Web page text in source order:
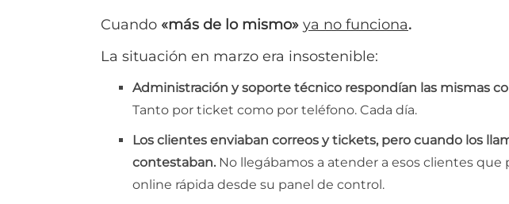
Cuando «más de lo mismo» ya no funciona.
La situación en marzo era insostenible:
Administración y soporte técnico respondían las mismas
Tanto por ticket como por teléfono. Cada día.
Los clientes enviaban correos y tickets, pero cuando los
contestaban. No llegábamos a atender a esos clientes que
online rápida desde su panel de control.